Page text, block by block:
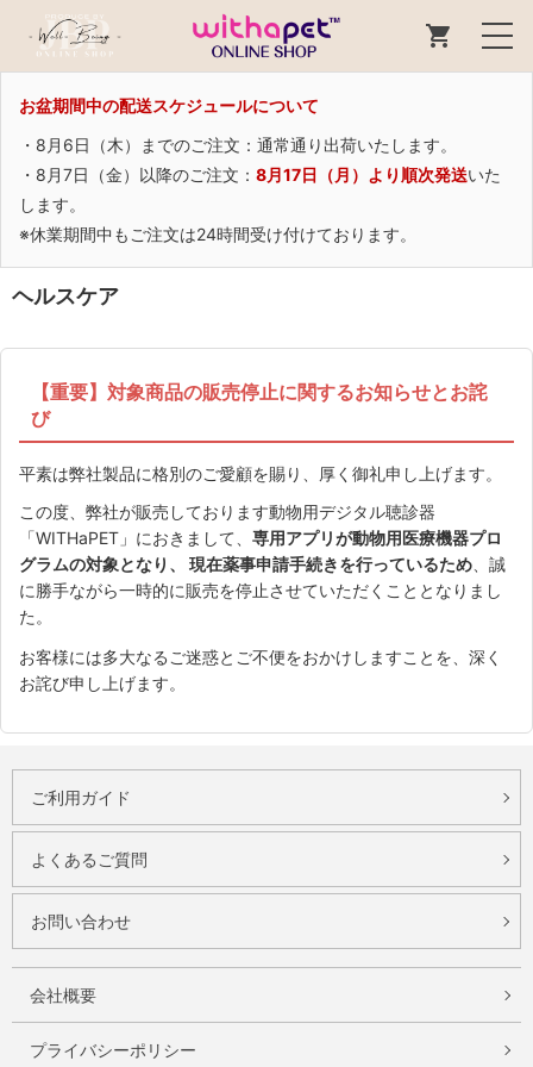
お盆期間中の配送スケジュールについて
・8月6日（木）までのご注文：通常通り出荷いたします。
・8月7日（金）以降のご注文： 8月17日（月）より順次発送いた
します。
※休業期間中もご注文は24時間受け付けております。
ヘルスケア
【重要】対象商品の販売停止に関するお知らせとお詫
び
平素は弊社製品に格別のご愛顧を賜り、厚く御礼申し上げます。
この度、弊社が販売しております動物用デジタル聴診器
「WITHaPET」におきまして、 専用アプリが動物用医療機器プロ
グラムの対象となり、 現在薬事申請手続きを行っているため 、誠
に勝手ながら一時的に販売を停止させていただくこととなりまし
た。
お客様には多大なるご迷惑とご不便をおかけしますことを、深く
お詫び申し上げます。
ご利用ガイド
よくあるご質問
お問い合わせ
会社概要
プライバシーポリシー